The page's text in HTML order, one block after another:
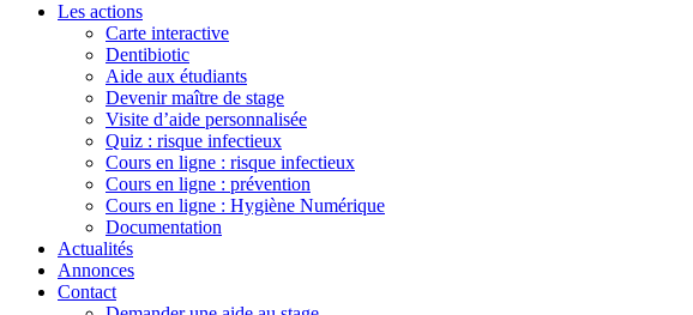
Les actions
Carte interactive
Dentibiotic
Aide aux étudiants
Devenir maître de stage
Visite d’aide personnalisée
Quiz : risque infectieux
Cours en ligne : risque infectieux
Cours en ligne : prévention
Cours en ligne : Hygiène Numérique
Documentation
Actualités
Annonces
Contact